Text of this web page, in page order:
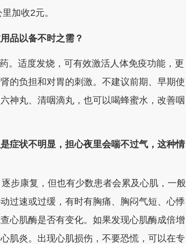
加收2元。
品以备不时之需？
适度发烧，可有效激活人体免疫功能，更
的负担和对胃的刺激。不建议前期、早期使
神丸、清咽滴丸，也可以喝蜂蜜水，改善咽
症状不明显，担心夜里会喘不过气，这种情
康复，但也有少数患者会累及心肌，一般
过速或过缓，有时有胸痛、胸闷气短、心悸
心肌酶是否有变化。如果发现心肌酶成倍增
肌炎。出现心肌损伤，不要恐慌，可以在专